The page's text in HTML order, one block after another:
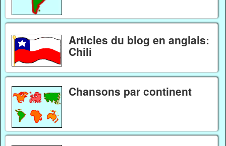
Articles du blog en anglais:
Chili
Chansons par continent